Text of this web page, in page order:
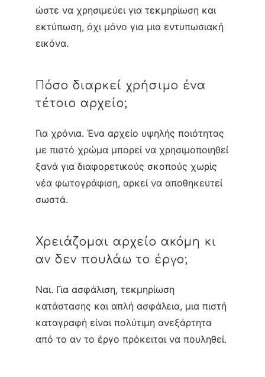
ώστε να χρησιμεύει για τεκμηρίωση και
εκτύπωση, όχι μόνο για μια εντυπωσιακή
εικόνα.
Πόσο διαρκεί χρήσιμο ένα
τέτοιο αρχείο;
Για χρόνια. Ένα αρχείο υψηλής ποιότητας
με πιστό χρώμα μπορεί να χρησιμοποιηθεί
ξανά για διαφορετικούς σκοπούς χωρίς
νέα φωτογράφιση, αρκεί να αποθηκευτεί
σωστά.
Χρειάζομαι αρχείο ακόμη κι
αν δεν πουλάω το έργο;
Ναι. Για ασφάλιση, τεκμηρίωση
κατάστασης και απλή ασφάλεια, μια πιστή
καταγραφή είναι πολύτιμη ανεξάρτητα
από το αν το έργο πρόκειται να πουληθεί.